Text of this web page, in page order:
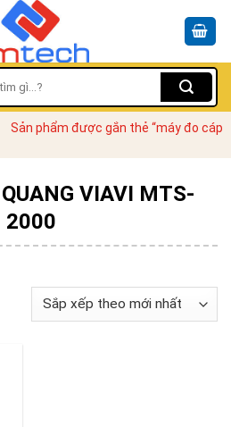
Sản phẩm được gắn thẻ “máy đo cáp
VIAVI MTS-
2000